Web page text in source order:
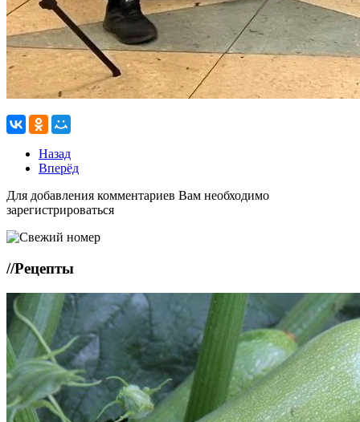
Назад
Вперёд
Для добавления комментариев Вам необходимо
зарегистрироваться
//Рецепты